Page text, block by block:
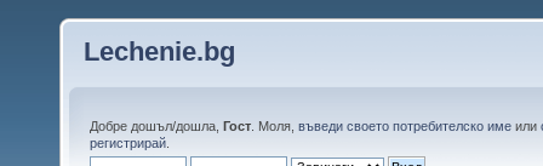
Lechenie.bg
Добре дошъл/дошла, Гост . Моля, въведи своето потребителско име или
регистрирай